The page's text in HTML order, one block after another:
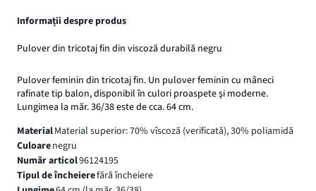
Informații despre produs
Pulover din tricotaj fin din viscoză durabilă negru
Pulover feminin din tricotaj fin. Un pulover feminin cu mâneci
rafinate tip balon, disponibil în culori proaspete şi moderne.
Lungimea la măr. 36/38 este de cca. 64 cm.
MaterialMaterial superior: 70% vîscoză (verificată), 30% poliamidă
Culoarenegru
Număr articol96124195
Tipul de încheierefără încheiere